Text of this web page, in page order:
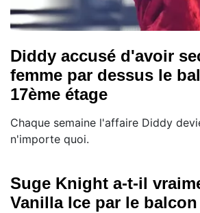
Diddy accusé d'avoir
femme par dessus le
17ème étage
Chaque semaine l'affaire Diddy
n'importe quoi.
Suge Knight a-t-il
Vanilla Ice par le